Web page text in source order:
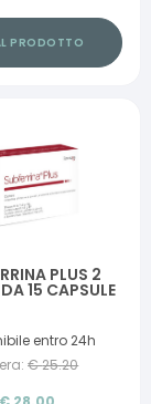
PRODOTTO
PLUS 2
15 CAPSULE
entro 24h
€25.20